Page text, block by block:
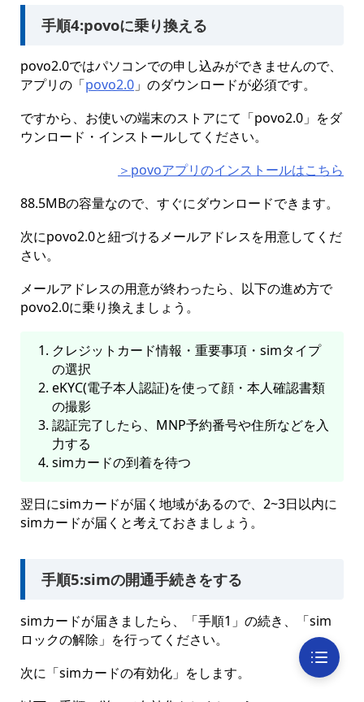
手順4:povoに乗り換える
povo2.0ではパソコンでの申し込みができませんので、
アプリの「povo2.0 」のダウンロードが必須です。
ですから、お使いの端末のストアにて「povo2.0」をダ
ウンロード・インストールしてください。
＞povoアプリのインストールはこちら
88.5MBの容量なので、すぐにダウンロードできます。
次にpovo2.0と紐づけるメールアドレスを用意してくだ
さい。
メールアドレスの用意が終わったら、以下の進め方で
povo2.0に乗り換えましょう。
クレジットカード情報・重要事項・simタイプ
の選択
eKYC(電子本人認証)を使って顔・本人確認書類
の撮影
認証完了したら、MNP予約番号や住所などを入
力する
simカードの到着を待つ
翌日にsimカードが届く地域があるので、2~3日以内に
simカードが届くと考えておきましょう。
手順5:simの開通手続きをする
simカードが届きましたら、「手順1」の続き、「sim
ロックの解除」を行ってください。
次に「simカードの有効化」をします。